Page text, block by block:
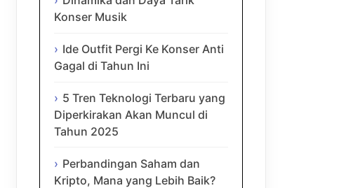
Konser Musik
Ide Outfit Pergi Ke Konser Anti
Gagal di Tahun Ini
5 Tren Teknologi Terbaru yang
Diperkirakan Akan Muncul di
Tahun 2025
Perbandingan Saham dan
Kripto, Mana yang Lebih Baik?